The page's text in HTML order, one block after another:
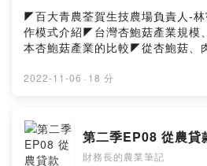
◤百大青農荃賀生技農場負責人-
作模式介紹◤台灣杏鮑菇產業規模
本杏鮑菇產業的比較◤從杏鮑菇、
的一天：管理杏鮑菇成長的眉眉角
的農業筆記
FBhttps://www.facebook.com/
formosagoose@gmail.com
2022-11-06 · 18 分
第二季EP08 從農貸
財務長的農業筆記